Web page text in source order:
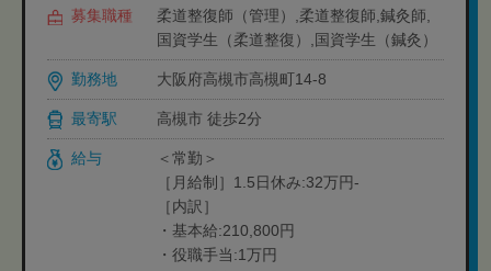
募集職種
柔道整復師（管理）,柔道整復師,鍼灸師,
国資学生（柔道整復）,国資学生（鍼灸）
勤務地 大阪府高槻市高槻町14-8
最寄駅 高槻市 徒歩2分
給与
＜常勤＞
［月給制］1.5日休み:32万円-
［内訳］
・基本給:210,800円
・役職手当:1万円